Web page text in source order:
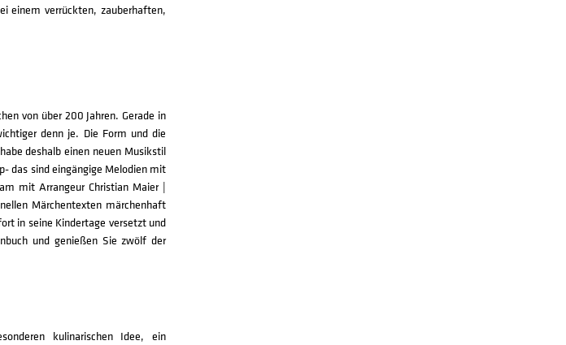
einem verrückten, zauberhaften,
von über 200 Jahren. Gerade in
denn je. Die Form und die
deshalb einen neuen Musikstil
das sind eingängige Melodien mit
mit Arrangeur Christian Maier |
Märchentexten märchenhaft
in seine Kindertage versetzt und
und genießen Sie zwölf der
kulinarischen Idee, ein